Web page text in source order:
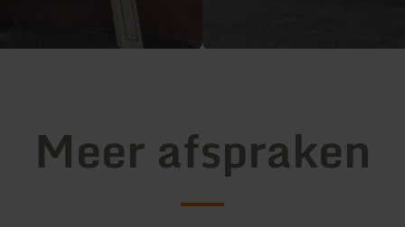
Meer afspraken